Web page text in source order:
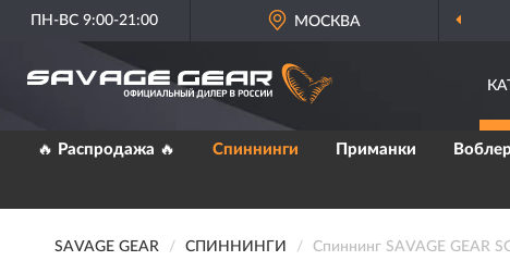
ПН-ВС 9:00-21:00 МОСКВА
🔥 Распродажа 🔥 Спиннинги Приманки
SAVAGE GEAR СПИННИНГИ Спиннинг SAVAGE GEAR